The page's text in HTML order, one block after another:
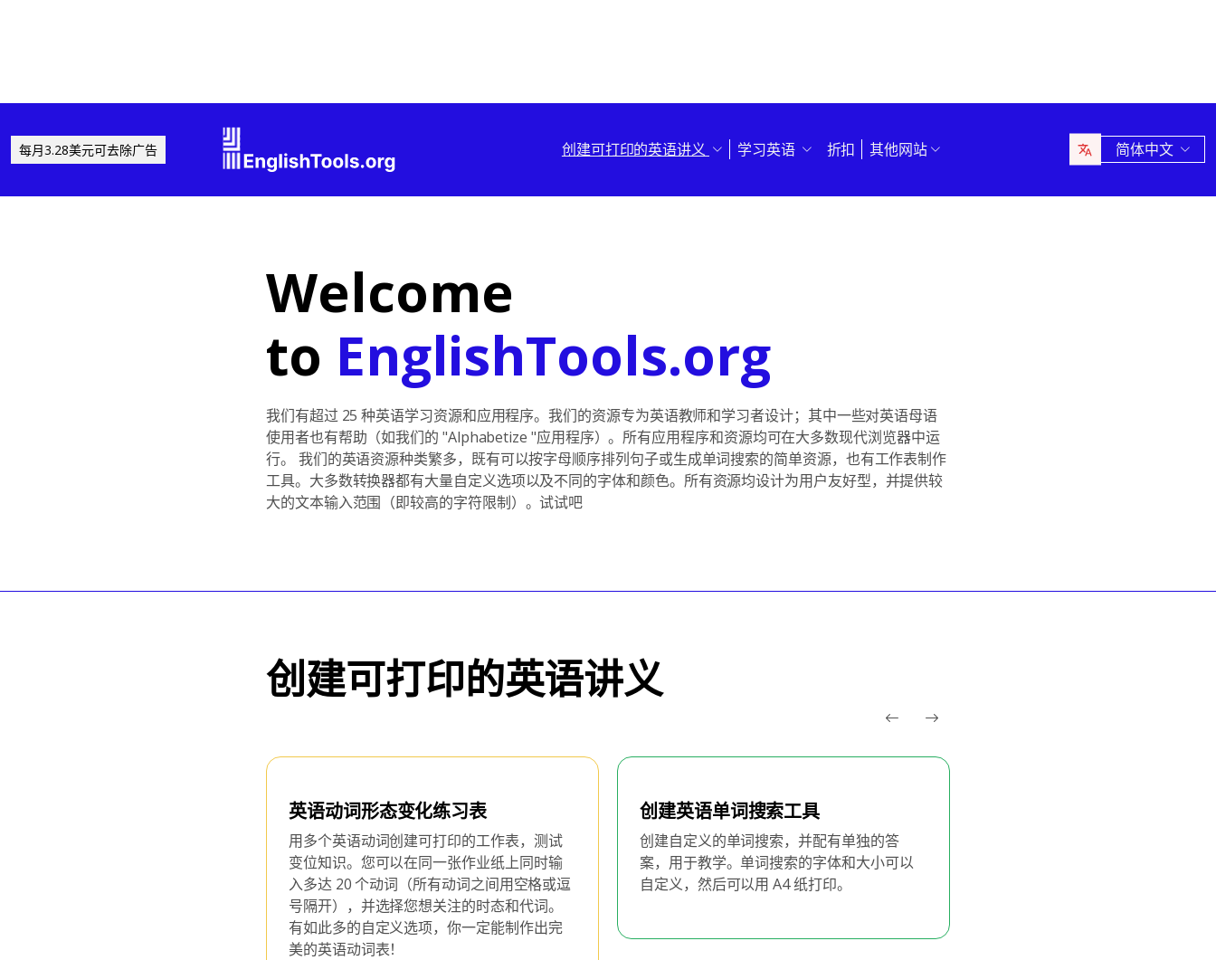
每月3.28美元可去除广告 创建可打印的英语讲义 学习英语 折扣 其他网站 简体中文
Welcome
to EnglishTools.org
我们有超过 25 种英语学习资源和应用程序。我们的资源专为英语教师和学习者设计；其中一些对英语母语
使用者也有帮助（如我们的 "Alphabetize "应用程序）。所有应用程序和资源均可在大多数现代浏览器中运
行。 我们的英语资源种类繁多，既有可以按字母顺序排列句子或生成单词搜索的简单资源，也有工作表制作
工具。大多数转换器都有大量自定义选项以及不同的字体和颜色。所有资源均设计为用户友好型，并提供较
大的文本输入范围（即较高的字符限制）。试试吧
创建可打印的英语讲义
英语动词形态变化练习表
用多个英语动词创建可打印的工作表，测试
变位知识。您可以在同一张作业纸上同时输
入多达 20 个动词（所有动词之间用空格或逗
号隔开），并选择您想关注的时态和代词。
有如此多的自定义选项，你一定能制作出完
美的英语动词表！
创建英语单词搜索工具
创建自定义的单词搜索，并配有单独的答
案，用于教学。单词搜索的字体和大小可以
自定义，然后可以用 A4 纸打印。